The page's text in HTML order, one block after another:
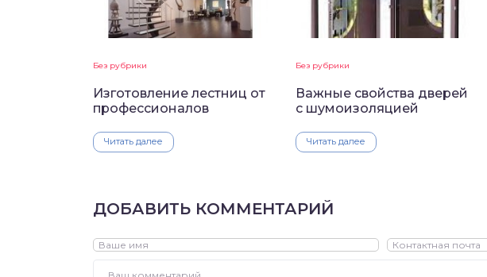
Без рубрики
Изготовление лестниц от
профессионалов
Читать далее
Без рубрики
Важные свойства дверей
с шумоизоляцией
Читать далее
ДОБАВИТЬ КОММЕНТАРИЙ